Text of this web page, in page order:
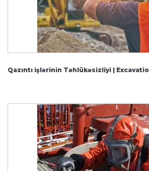
Qazıntı işlərinin Təhlükəsizliyi |